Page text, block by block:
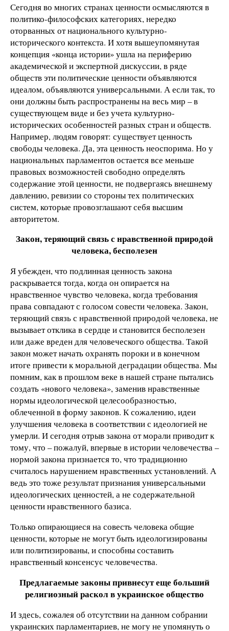
Сегодня во многих странах ценности осмысляются в
политико-философских категориях, нередко
оторванных от национального культурно-
исторического контекста. И хотя вышеупомянутая
концепция «конца истории» ушла на периферию
академической и экспертной дискуссии, в ряде
обществ эти политические ценности объявляются
идеалом, объявляются универсальными. А если так, то
они должны быть распространены на весь мир – в
существующем виде и без учета культурно-
исторических особенностей разных стран и обществ.
Например, людям говорят: существует ценность
свободы человека. Да, эта ценность неоспорима. Но у
национальных парламентов остается все меньше
правовых возможностей свободно определять
содержание этой ценности, не подвергаясь внешнему
давлению, ревизии со стороны тех политических
систем, которые провозглашают себя высшим
авторитетом.
Закон, теряющий связь с нравственной природой
человека, бесполезен
Я убежден, что подлинная ценность закона
раскрывается тогда, когда он опирается на
нравственное чувство человека, когда требования
права совпадают с голосом совести человека. Закон,
теряющий связь с нравственной природой человека, не
вызывает отклика в сердце и становится бесполезен
или даже вреден для человеческого общества. Такой
закон может начать охранять пороки и в конечном
итоге привести к моральной деградации общества. Мы
помним, как в прошлом веке в нашей стране пытались
создать «нового человека», заменив нравственные
нормы идеологической целесообразностью,
облеченной в форму законов. К сожалению, идеи
улучшения человека в соответствии с идеологией не
умерли. И сегодня отрыв закона от морали приводит к
тому, что – пожалуй, впервые в истории человечества –
нормой закона признается то, что традиционно
считалось нарушением нравственных установлений. А
ведь это тоже результат признания универсальными
идеологических ценностей, а не содержательной
ценности нравственного базиса.
Только опирающиеся на совесть человека общие
ценности, которые не могут быть идеологизированы
или политизированы, и способны составить
нравственный консенсус человечества.
Предлагаемые законы привнесут еще больший
религиозный раскол в украинское общество
И здесь, сожалея об отсутствии на данном собрании
украинских парламентариев, не могу не упомянуть о